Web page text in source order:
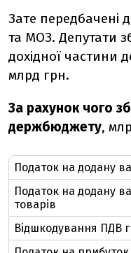
Зате передбачені
та МОЗ. Депутати
дохідної частини
млрд грн.
За рахунок чого
держбюджету,
Податок на додану
Податок на додану
товарів
Відшкодування ПДВ